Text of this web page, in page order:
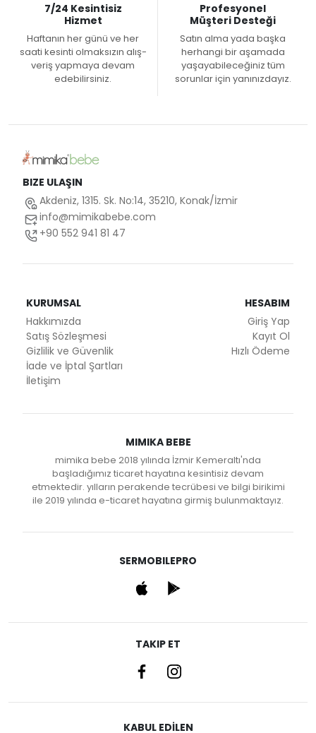
7/24 Kesintisiz
Hizmet
Haftanın her günü ve her
saati kesinti olmaksızın alış-
veriş yapmaya devam
edebilirsiniz.
Profesyonel
Müşteri Desteği
Satın alma yada başka
herhangi bir aşamada
yaşayabileceğiniz tüm
sorunlar için yanınızdayız.
BIZE ULAŞIN
Akdeniz, 1315. Sk. No:14, 35210, Konak/İzmir
info@mimikabebe.com
+90 552 941 81 47
KURUMSAL
Hakkımızda
Satış Sözleşmesi
Gizlilik ve Güvenlik
İade ve İptal Şartları
İletişim
HESABIM
Giriş Yap
Kayıt Ol
Hızlı Ödeme
MIMIKA BEBE
mimika bebe 2018 yılında İzmir Kemeraltı'nda
başladığımız ticaret hayatına kesintisiz devam
etmektedir. yılların perakende tecrübesi ve bilgi birikimi
ile 2019 yılında e-ticaret hayatına girmiş bulunmaktayız.
SERMOBILEPRO
TAKIP ET
KABUL EDİLEN